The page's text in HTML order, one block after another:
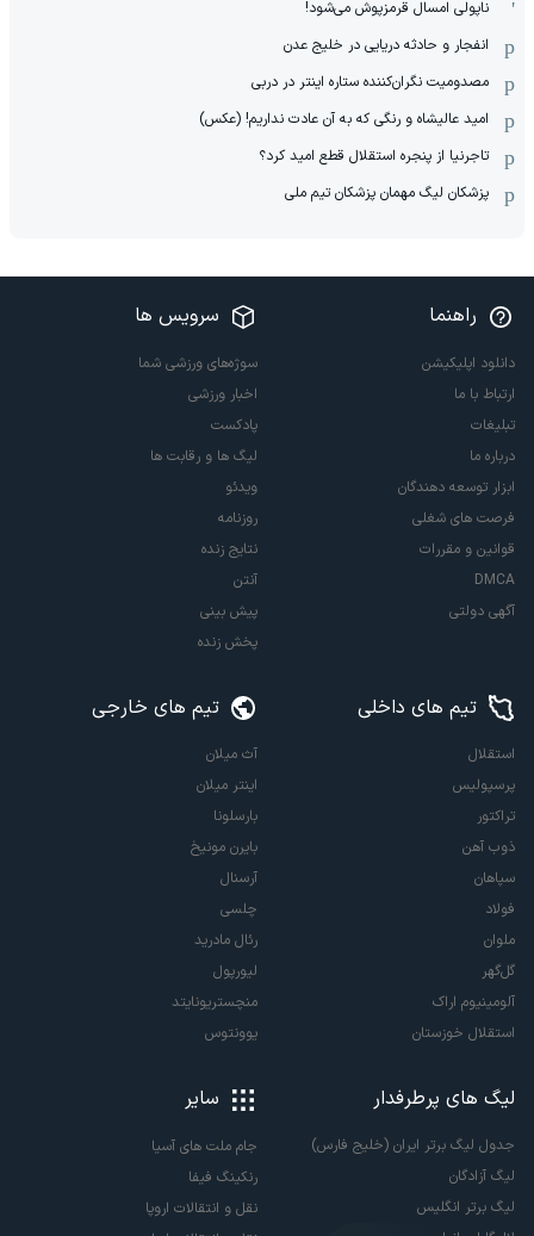
ناپولی امسال قرمزپوش می‌شود!
انفجار و حادثه دریایی در خلیج عدن
مصدومیت نگران‌کننده ستاره اینتر در دربی
امید عالیشاه و رنگی که به آن عادت نداریم! (عکس)
تاجرنیا از پنجره استقلال قطع امید کرد؟
پزشکان لیگ مهمان پزشکان تیم ملی
راهنما
دانلود اپلیکیشن
ارتباط با ما
تبلیغات
درباره ما
ابزار توسعه دهندگان
فرصت های شغلی
قوانین و مقررات
DMCA
آگهی دولتی
سرویس ها
سوژه‌های ورزشی شما
اخبار ورزشی
پادکست
لیگ ها و رقابت ها
ویدئو
روزنامه
نتایج زنده
آنتن
پیش بینی
پخش زنده
تیم های داخلی
استقلال
پرسپولیس
تراکتور
ذوب آهن
سپاهان
فولاد
ملوان
گل‌گهر
آلومینیوم اراک
استقلال خوزستان
تیم های خارجی
آث میلان
اینتر میلان
بارسلونا
بایرن مونیخ
آرسنال
چلسی
رئال مادرید
لیورپول
منچستریونایتد
یوونتوس
لیگ های پرطرفدار
جدول لیگ برتر ایران (خلیج فارس)
لیگ آزادگان
لیگ برتر انگلیس
سایر
جام ملت های آسیا
رنکینگ فیفا
نقل و انتقالات اروپا